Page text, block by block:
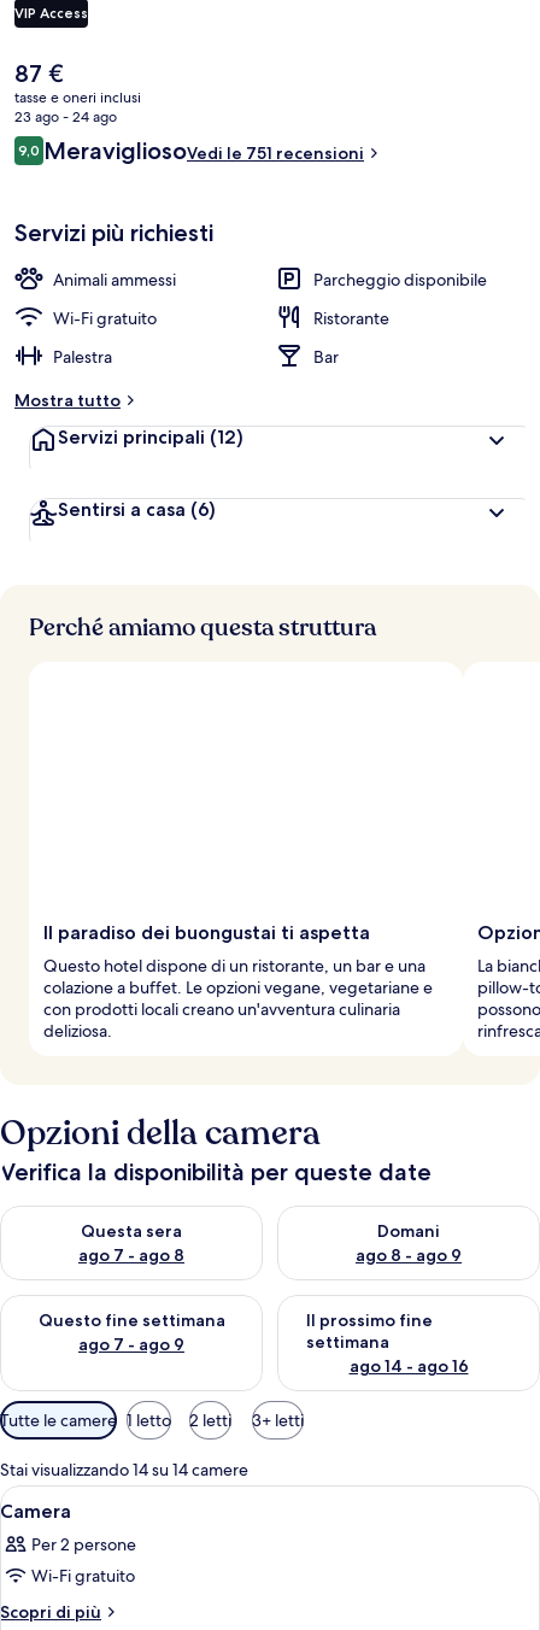
generali. Approfitta dei mezzi pubblici nelle vicinanze: Fermata del
tram di Hessendenkmal è a 4 min e Fermata del tram di Börneplatz a
VIP Access
Il
prezzo
attuale
è
87 €
87 €
tasse e oneri inclusi
23 ago - 24 ago
Recensioni
9,09,0 su 10
MeravigliosoVedi le 751 recensioni
Servizi più richiesti
Animali ammessi
Parcheggio disponibile
Wi-Fi gratuito
Ristorante
Palestra
Bar
Mostra tutto
Servizi principali (12)
Sentirsi a casa (6)
Perché amiamo questa struttura
Il paradiso dei buongustai ti aspetta
Questo hotel dispone di un ristorante, un bar e una
colazione a buffet. Le opzioni vegane, vegetariane e
con prodotti locali creano un'avventura culinaria
deliziosa.
La
pillow-
Opzioni della camera
Verifica la disponibilità per queste date
Questa sera
ago 7 - ago 8
Verifica la disponibilità per questa sera, ago 7 - ago 8
Domani
ago 8 - ago 9
Verifica la disponibilità per
Questo fine settimana
ago 7 - ago 9
Verifica la disponibilità per questo fine settimana, ago 7 - ago
Il prossimo fine
settimana
ago 14 - ago 16
Verifica la disponibilità per il
Filtri
disponibili
per
le
camere
Tutte le camere 1 letto 2 letti 3+ letti
Stai visualizzando 14 su 14 camere
Apri
tutte
le
foto
per
Una camera d'albergo con un letto,
4
Camera
Per 2 persone
Wi-Fi gratuito
Scopri di più
Altri